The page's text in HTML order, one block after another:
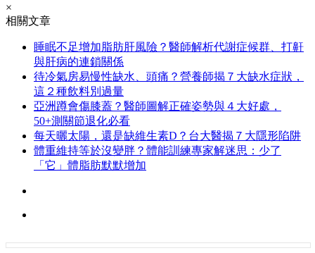
×
相關文章
睡眠不足增加脂肪肝風險？醫師解析代謝症候群、打鼾
與肝病的連鎖關係
待冷氣房易慢性缺水、頭痛？營養師揭７大缺水症狀，
這２種飲料別過量
亞洲蹲會傷膝蓋？醫師圖解正確姿勢與４大好處，
50+測關節退化必看
每天曬太陽，還是缺維生素D？台大醫揭７大隱形陷阱
體重維持等於沒變胖？體能訓練專家解迷思：少了
「它」體脂肪默默增加